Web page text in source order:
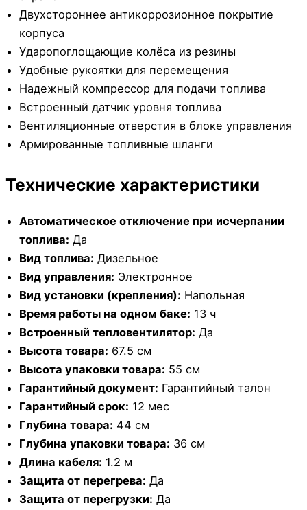
Двухстороннее антикоррозионное покрытие
корпуса
Ударопоглощающие колёса из резины
Удобные рукоятки для перемещения
Надежный компрессор для подачи топлива
Встроенный датчик уровня топлива
Вентиляционные отверстия в блоке управления
Армированные топливные шланги
Технические характеристики
Автоматическое отключение при исчерпании
топлива: Да
Вид топлива: Дизельное
Вид управления: Электронное
Вид установки (крепления): Напольная
Время работы на одном баке: 13 ч
Встроенный тепловентилятор: Да
Высота товара: 67.5 см
Высота упаковки товара: 55 см
Гарантийный документ: Гарантийный талон
Гарантийный срок: 12 мес
Глубина товара: 44 см
Глубина упаковки товара: 36 см
Длина кабеля: 1.2 м
Защита от перегрева: Да
Защита от перегрузки: Да